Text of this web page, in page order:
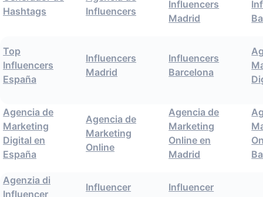
Hashtags
Influencers
Influencers
Madrid
Top
Influencers
España
Influencers
Madrid
Influencers
Barcelona
Agencia de
Marketing
Digital en
España
Agencia de
Marketing
Online
Agencia de
Marketing
Online en
Madrid
Agenzia di
Influencer
Influencer
Influencer